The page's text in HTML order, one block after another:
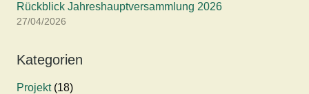
Rückblick Jahreshauptversammlung 2026
27/04/2026
Kategorien
Projekt(18)